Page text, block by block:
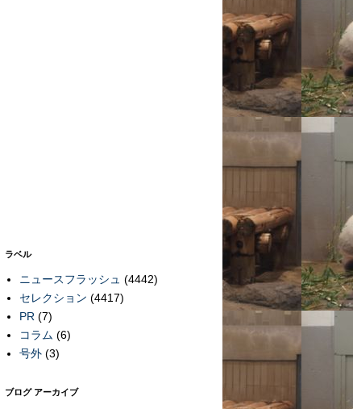
ラベル
ニュースフラッシュ (4442)
セレクション (4417)
PR (7)
コラム (6)
号外 (3)
ブログ アーカイブ